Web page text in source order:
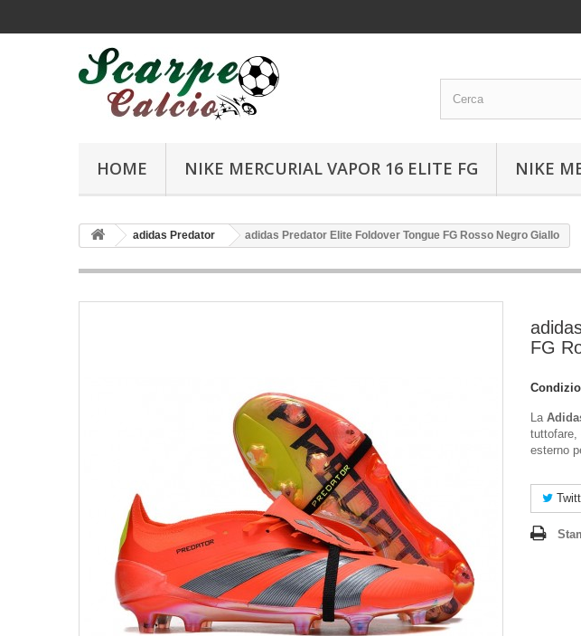
HOME NIKE MERCURIAL VAPOR 16 ELITE FG NIKE
adidas Predator adidas Predator Elite Foldover Tongue FG Rosso Negro Giallo
FG
La
tuttofare,
esterno